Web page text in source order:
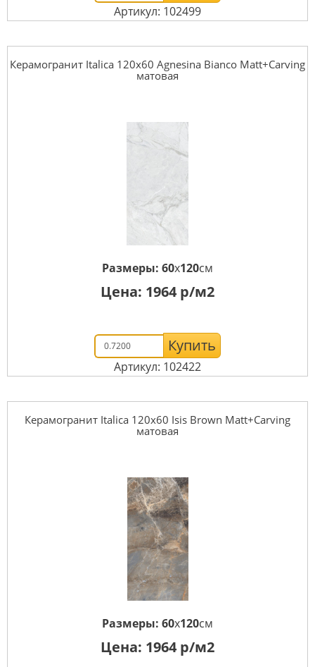
Артикул: 102499
Керамогранит Italica 120x60 Agnesina Bianco Matt+Carving
матовая
Размеры: 60x120см
Цена: 1964 р/м2
Купить
Артикул: 102422
Керамогранит Italica 120x60 Isis Brown Matt+Carving
матовая
Размеры: 60x120см
Цена: 1964 р/м2